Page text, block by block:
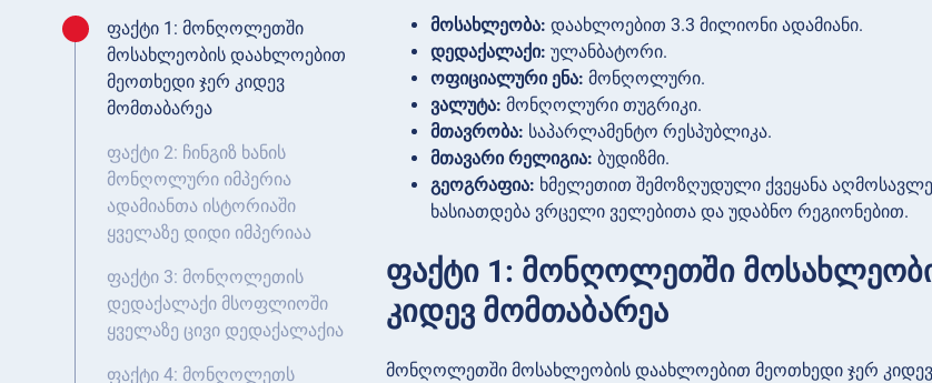
ფაქტი 1: მონღოლეთში
მოსახლეობის დაახლოებით
მეოთხედი ჯერ კიდევ
მომთაბარეა
ფაქტი 2: ჩინგიზ ხანის
მონღოლური იმპერია
ადამიანთა ისტორიაში
ყველაზე დიდი იმპერიაა
ფაქტი 3: მონღოლეთის
დედაქალაქი მსოფლიოში
ყველაზე ცივი დედაქალაქია
ფაქტი 4: მონღოლეთს
მოსახლეობა: დაახლოებით 3.3 მილიონი ადამიანი.
დედაქალაქი: ულანბატორი.
ოფიციალური ენა: მონღოლური.
ვალუტა: მონღოლური თუგრიკი.
მთავრობა: საპარლამენტო რესპუბლიკა.
მთავარი რელიგია: ბუდიზმი.
გეოგრაფია: ხმელეთით შემოზღუდული ქვეყანა
ხასიათდება ვრცელი ველებითა და უდაბნო რეგიონებით.
ფაქტი 1: მონღოლეთში
კიდევ მომთაბარეა
მონღოლეთში მოსახლეობის დაახლოებით მეოთხედი ჯერ კიდევ